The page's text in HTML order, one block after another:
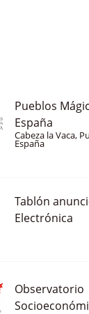
Pueblos
España
Cabeza la Vaca,
España
Tablón
Electrónica
Observatorio